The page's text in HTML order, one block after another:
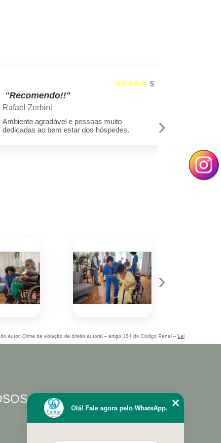
5
☆☆☆☆☆
"Recomendo!!"
Rafael Zerbini
Ambiente agradável e pessoas muito
dedicadas ao bem estar dos hóspedes.
deixar
hoje eu
›
›
autor. Crime de violação de direito autoral – artigo 184 do Código Penal – Lei
Olá! Fale agora pelo WhatsApp.